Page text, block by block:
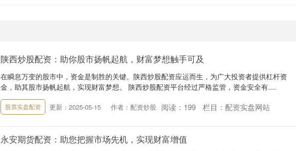
陕西炒股配资：助你股市扬帆起航，财富梦想触手可及
在瞬息万变的股市中，资金是制胜的关键。陕西炒股配资应运而生，为广大投资者提供杠杆资
金，助其股市扬帆起航，实现财富梦想。 陕西炒股配资平台经过严格监管，资金安全有....
股票实盘配资 更新：2025-05-15 作者：配资炒股 阅读： 199 栏目： 配资实盘网站
永安期货配资：助您把握市场先机，实现财富增值